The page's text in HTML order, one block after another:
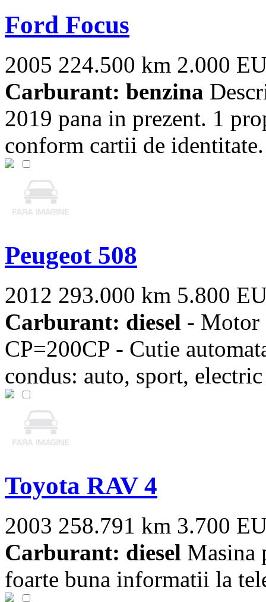
Ford Focus
2005 224.500 km 2.000
Carburant: benzina
2019 pana in prezent. 1
conform cartii de
Peugeot 508
2012 293.000 km 5.800
Carburant: diesel - Motor
CP=200CP - Cutie
condus: auto, sport,
Toyota RAV 4
2003 258.791 km 3.700
Carburant: diesel Masina
foarte buna informatii la